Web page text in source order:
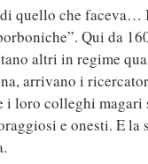
quello che faceva…
Qui da
altri in regime
arrivano i
i loro colleghi magari
e onesti. E la